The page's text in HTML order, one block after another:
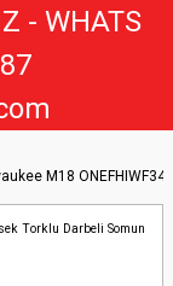
M18
- WHATS
7